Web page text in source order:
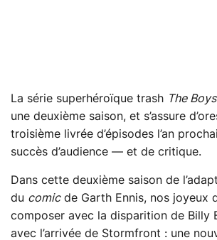
La série superhéroïque trash The Boys
une deuxième saison, et s’assure
troisième livrée d’épisodes l’an
succès d’audience — et de critique.
Dans cette deuxième saison de
du comicde Garth Ennis, nos joyeux
composer avec la disparition de Billy
avec l’arrivée de Stormfront : une